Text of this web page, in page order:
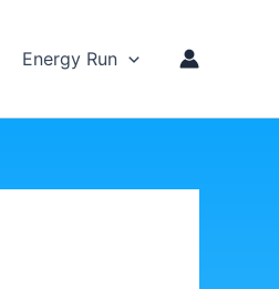
Energy Run